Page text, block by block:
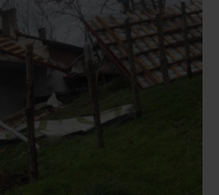
fırtına sırasında
ilçe genelinde
olası yeni
konusunda uyardı.